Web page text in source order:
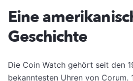
Eine
Geschichte
Die Coin Watch gehört seit den
bekanntesten Uhren von Corum.